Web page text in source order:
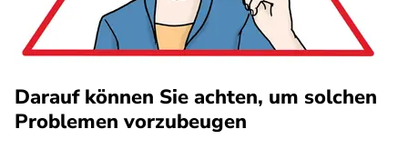
Darauf können Sie achten, um solchen
Problemen vorzubeugen